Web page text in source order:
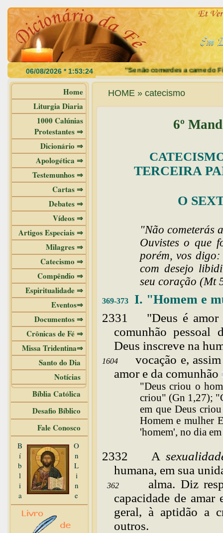
"Se não comerdes a carne do Filho do
Home
Liturgia Diaria
1000 Calúnias
Protestantes ⇒
Dicionário ⇒
Apologética ⇒
Testemunhos ⇒
Cartas ⇒
Debates ⇒
Vídeos ⇒
Artigos Especiais ⇒
Milagres ⇒
Catecismo ⇒
Compêndio ⇒
Espiritualidade ⇒
Eventos⇒
Documentos ⇒
Crônicas de Fé ⇒
Missa Tridentina⇒
Santo do Dia
Notícias
Bíblia Católica
Desafio Bíblico
Fale Conosco
B
í
b
l
i
a
O
n
L
i
n
e
HOME » catecismo
6º
TERCEIRA
O
"Não cometerás
Ouvistes o que
porém, vos
com desejo
seu coração (Mt
369-373 I. "Homem e
2331 "Deus é
comunhão pessoal
Deus inscreve na
1604vocação e,
amor e da comunhão
"Deus criou o
criou" (Gn 1,27);
em que Deus
Homem e mulher
'homem', no dia
2332 A
humana, em sua
362 alma. Diz
capacidade de
geral, à aptidão a
outros.